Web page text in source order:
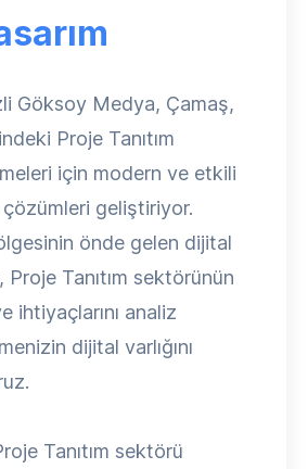
Göksoy Medya, Çamaş,
Proje Tanıtım
için modern ve etkili
çözümleri geliştiriyor.
önde gelen dijital
Proje Tanıtım sektörünün
ihtiyaçlarını analiz
dijital varlığını
Tanıtım sektörü